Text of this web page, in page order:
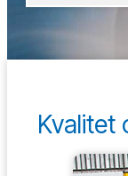
Kvalitet